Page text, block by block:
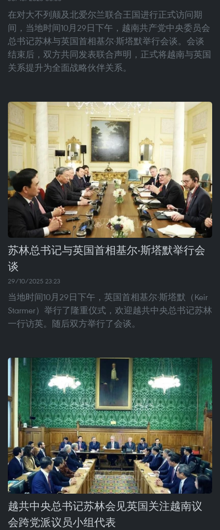
在对大不列颠及北爱尔兰联合王国进行正式访问期
间，当地时间10月29日下午，越南共产党中央委员会
总书记苏林与英国首相基尔·斯塔默举行会谈。会谈
结束后，双方共同发表联合声明，正式将越南与英国
关系提升为全面战略伙伴关系。
苏林总书记与英国首相基尔·斯塔默举行会
谈
29/10/2025 23:23
当地时间10月29日下午，英国首相基尔·斯塔默（Keir
Starmer）举行了隆重仪式，欢迎越共中央总书记苏林
一行访英。随后双方举行了会谈。
越共中央总书记苏林会见英国关注越南议
会跨党派议员小组代表